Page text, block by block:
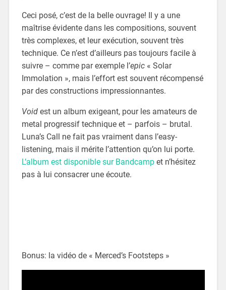
Ceci posé, c’est de la belle ouvrage! Il y a une
maîtrise évidente dans les compositions, souvent
très complexes, et leur exécution, souvent très
technique. Ce n’est d’ailleurs pas toujours facile à
suivre – comme par exemple l’epic« Solar
Immolation », mais l’effort est souvent récompensé
par des constructions impressionnantes.
Voidest un album exigeant, pour les amateurs de
metal progressif technique et – parfois – brutal.
Luna’s Call ne fait pas vraiment dans l’easy-
listening, mais il mérite l’attention qu’on lui porte.
L’album est disponible sur Bandcampet n’hésitez
pas à lui consacrer une écoute.
Bonus: la vidéo de « Merced’s Footsteps »